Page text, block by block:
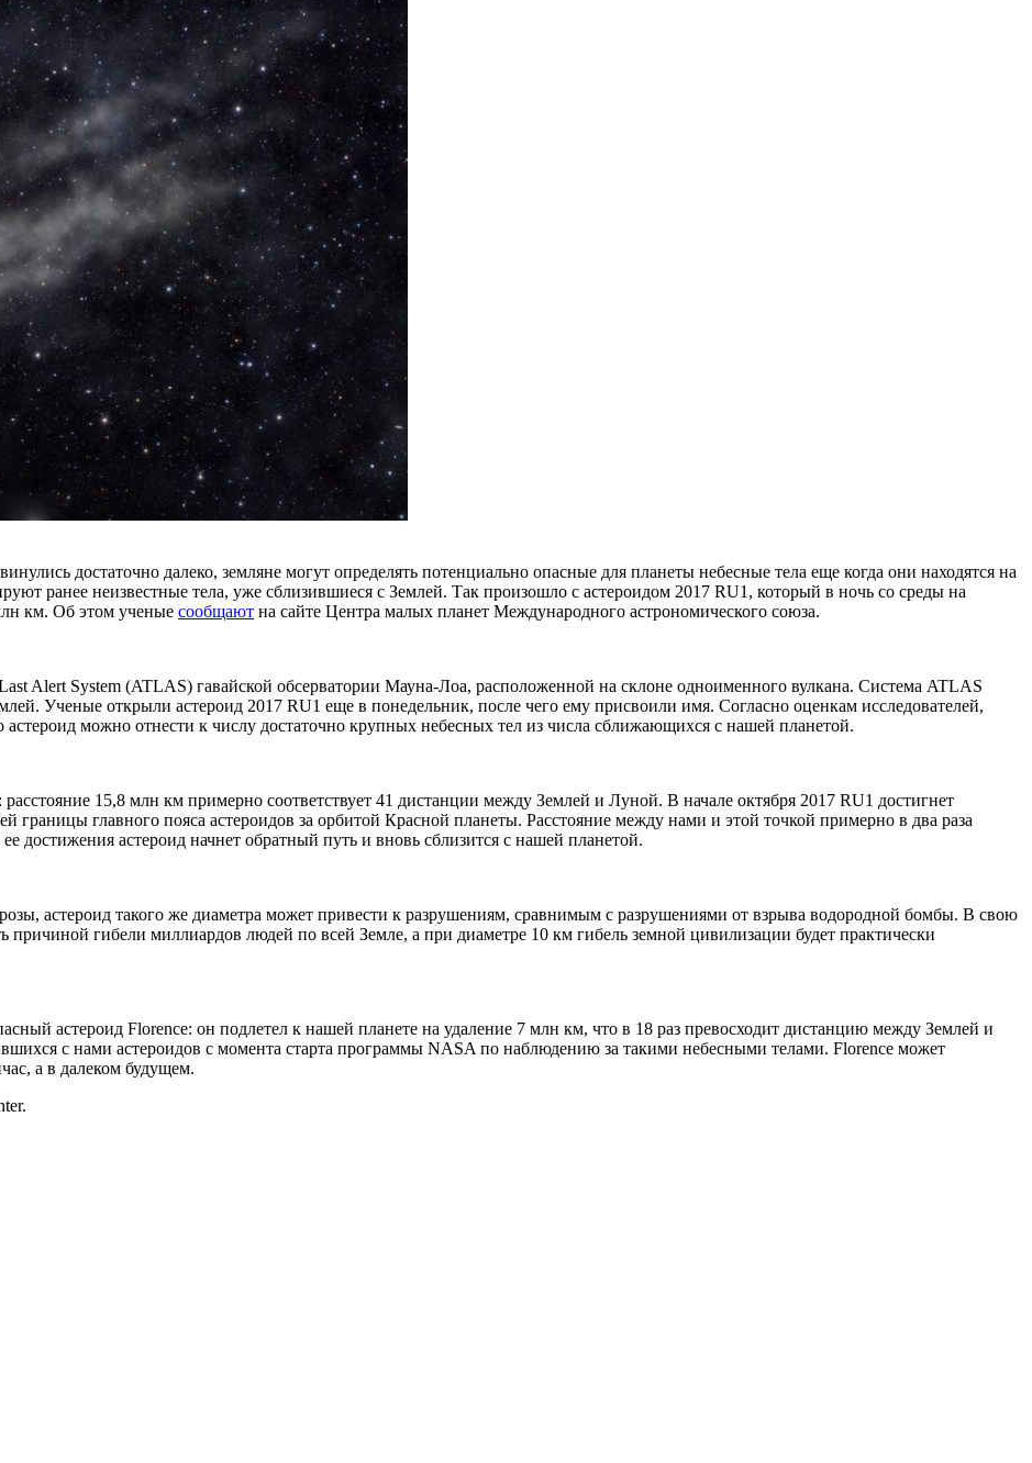
достаточно далеко, земляне могут определять потенциально опасные для планеты небесные тела еще когда они находятся на
ранее неизвестные тела, уже сблизившиеся с Землей. Так произошло с астероидом 2017 RU1, который в ночь со среды на
км. Об этом ученые сообщают на сайте Центра малых планет Международного астрономического союза.
Alert System (ATLAS) гавайской обсерватории Мауна-Лоа, расположенной на склоне одноименного вулкана. Система ATLAS
Ученые открыли астероид 2017 RU1 еще в понедельник, после чего ему присвоили имя. Согласно оценкам исследователей,
астероид можно отнести к числу достаточно крупных небесных тел из числа сближающихся с нашей планетой.
15,8 млн км примерно соответствует 41 дистанции между Землей и Луной. В начале октября 2017 RU1 достигнет
границы главного пояса астероидов за орбитой Красной планеты. Расстояние между нами и этой точкой примерно в два раза
астероид начнет обратный путь и вновь сблизится с нашей планетой.
астероид такого же диаметра может привести к разрушениям, сравнимым с разрушениями от взрыва водородной бомбы. В свою
причиной гибели миллиардов людей по всей Земле, а при диаметре 10 км гибель земной цивилизации будет практически
астероид Florence: он подлетел к нашей планете на удаление 7 млн км, что в 18 раз превосходит дистанцию между Землей и
с нами астероидов с момента старта программы NASA по наблюдению за такими небесными телами. Florence может
а в далеком будущем.